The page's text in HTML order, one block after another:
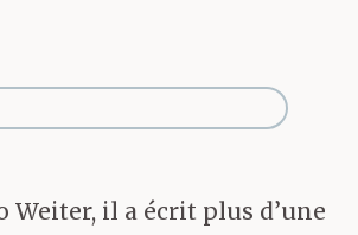
Weiter, il a écrit plus d’une